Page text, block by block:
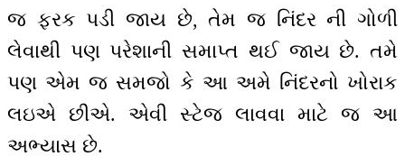
જ ફરક પડી જાય છે, તેમ જ નિંદર ની ગોળી
લેવાથી પણ પરેશાની સમાપ્ત થઈ જાય છે. તમે
પણ એમ જ સમજો કે આ અમે નિંદરનો ખોરાક
લઇએ છીએ. એવી સ્ટેજ લાવવા માટે જ આ
અભ્યાસ છે.